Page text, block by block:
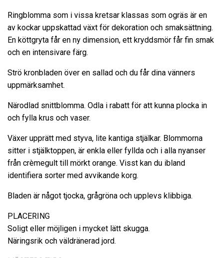
Ringblomma som i vissa kretsar klassas som ogräs är en
av kockar uppskattad växt för dekoration och smaksättning.
En köttgryta får en ny dimension, ett kryddsmör får fin smak
och en intensivare färg.
Strö kronbladen över en sallad och du får dina vänners
uppmärksamhet.
Närodlad snittblomma. Odla i rabatt för att kunna plocka in
och fylla krus och vaser.
Växer upprätt med styva, lite kantiga stjälkar. Blommorna
sitter i stjälktoppen, är enkla eller fyllda och i alla nyanser
från crèmegult till mörkt orange. Visst kan du ibland
identifiera sorter med avvikande korg.
Bladen är något tjocka, grågröna och upplevs klibbiga.
PLACERING
Soligt eller möjligen i mycket lätt skugga.
Näringsrik och väldränerad jord.